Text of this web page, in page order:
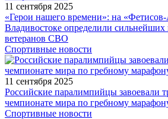
11 сентября 2025
«Герои нашего времени»: на
Владивостоке определили сильнейших
ветеранов СВО
Спортивные новости
11 сентября 2025
Российские паралимпийцы завоевали
чемпионате мира по гребному
Спортивные новости